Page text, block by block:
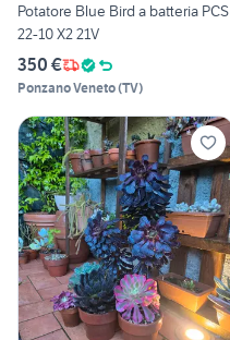
Potatore Blue Bird a batteria PCS
22-10 X2 21V
350 €
Ponzano Veneto(TV)